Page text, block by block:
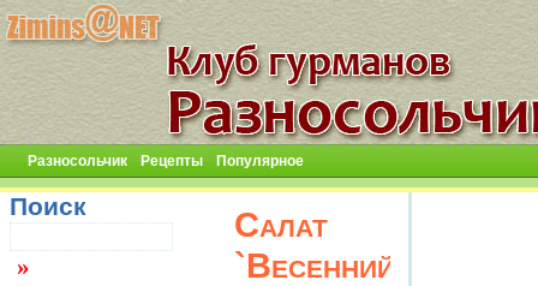
Разносольчик Рецепты Популярное
Салат
`Весенний`
Поиск